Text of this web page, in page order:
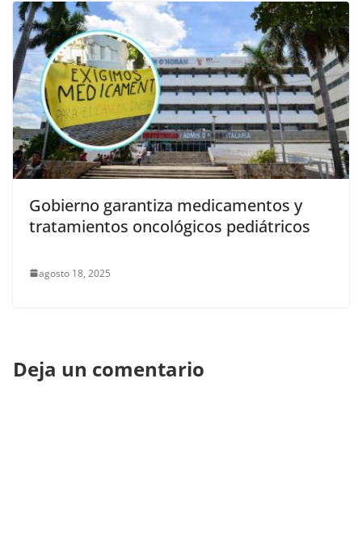
Gobierno garantiza medicamentos y
tratamientos oncológicos pediátricos
agosto 18, 2025
Deja un comentario